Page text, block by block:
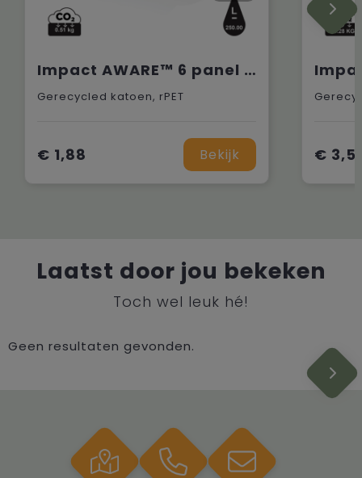
Impact AWARE™ 6 panel 280gr recycled katoen cap met bies
Gerecycled katoen, rPET
€ 1,88 Bekijk €
Laatst door jou bekeken
Toch wel leuk hé!
Geen resultaten gevonden.